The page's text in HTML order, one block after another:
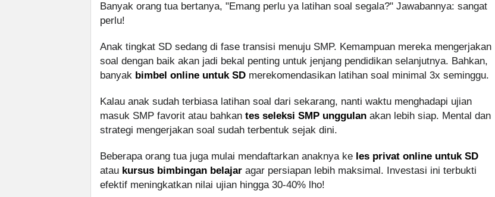
Banyak orang tua bertanya, "Emang perlu ya latihan soal segala?" Jawabannya: sangat
perlu!
Anak tingkat SD sedang di fase transisi menuju SMP. Kemampuan mereka mengerjakan
soal dengan baik akan jadi bekal penting untuk jenjang pendidikan selanjutnya. Bahkan,
banyak bimbel online untuk SD merekomendasikan latihan soal minimal 3x seminggu.
Kalau anak sudah terbiasa latihan soal dari sekarang, nanti waktu menghadapi ujian
masuk SMP favorit atau bahkan tes seleksi SMP unggulan akan lebih siap. Mental dan
strategi mengerjakan soal sudah terbentuk sejak dini.
Beberapa orang tua juga mulai mendaftarkan anaknya ke les privat online untuk SD
atau kursus bimbingan belajar agar persiapan lebih maksimal. Investasi ini terbukti
efektif meningkatkan nilai ujian hingga 30-40% lho!